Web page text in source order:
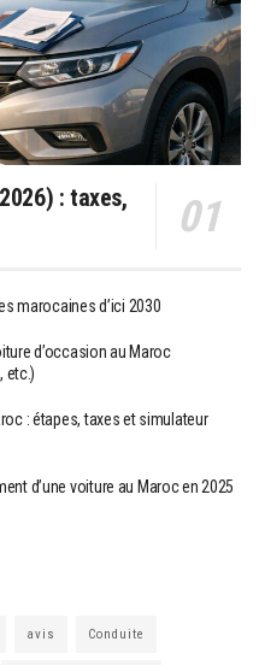
: taxes,
marocaines d’ici 2030
d’occasion au Maroc
etc.)
: étapes, taxes et simulateur
d’une voiture au Maroc en 2025
avis Conduite